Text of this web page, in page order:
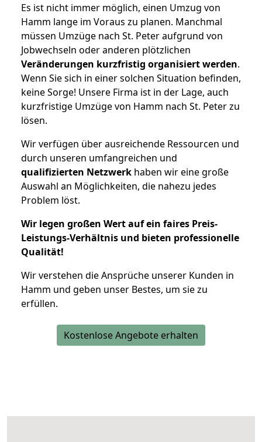
Es ist nicht immer möglich, einen Umzug von
Hamm lange im Voraus zu planen. Manchmal
müssen Umzüge nach St. Peter aufgrund von
Jobwechseln oder anderen plötzlichen
Veränderungen kurzfristig organisiert werden.
Wenn Sie sich in einer solchen Situation befinden,
keine Sorge! Unsere Firma ist in der Lage, auch
kurzfristige Umzüge von Hamm nach St. Peter zu
lösen.
Wir verfügen über ausreichende Ressourcen und
durch unseren umfangreichen und
qualifizierten Netzwerk haben wir eine große
Auswahl an Möglichkeiten, die nahezu jedes
Problem löst.
Wir legen großen Wert auf ein faires Preis-
Leistungs-Verhältnis und bieten professionelle
Qualität!
Wir verstehen die Ansprüche unserer Kunden in
Hamm und geben unser Bestes, um sie zu
erfüllen.
Kostenlose Angebote erhalten